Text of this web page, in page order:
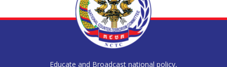
Educate and Broadcast national policy,